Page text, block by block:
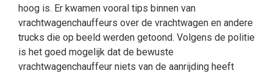
hoog is. Er kwamen vooral tips binnen van
vrachtwagenchauffeurs over de vrachtwagen en andere
trucks die op beeld werden getoond. Volgens de politie
is het goed mogelijk dat de bewuste
vrachtwagenchauffeur niets van de aanrijding heeft